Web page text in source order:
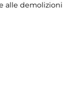
alle demolizioni